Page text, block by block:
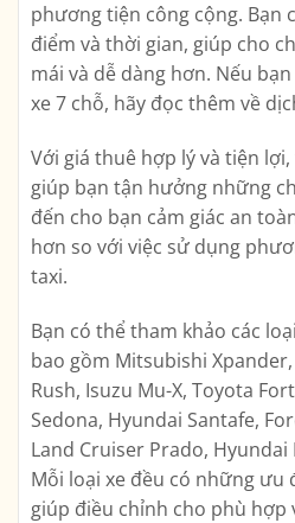
phương tiện công cộng. Bạn
điểm và thời gian, giúp cho
mái và dễ dàng hơn. Nếu
xe 7 chỗ, hãy đọc thêm về
Với giá thuê hợp lý và tiện
giúp bạn tận hưởng những
đến cho bạn cảm giác an
hơn so với việc sử dụng
taxi.
Bạn có thể tham khảo các
bao gồm Mitsubishi
Rush, Isuzu Mu-X, Toyota
Sedona, Hyundai Santafe,
Land Cruiser Prado,
Mỗi loại xe đều có những ưu
giúp điều chỉnh cho phù hợp